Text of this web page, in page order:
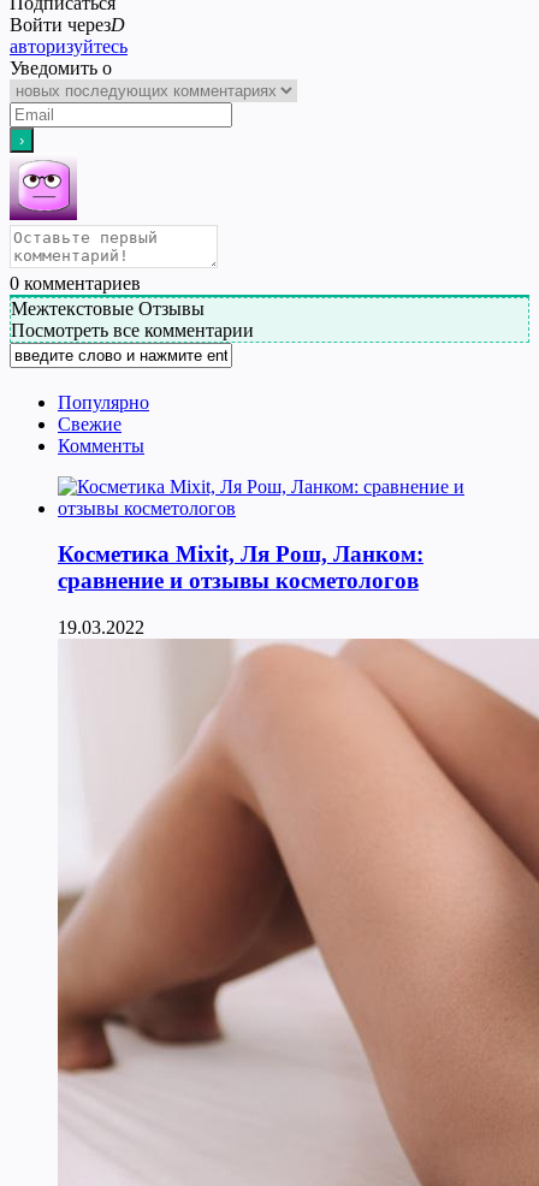
Войти черезD
авторизуйтесь
Уведомить о
0 комментариев
Межтекстовые Отзывы
Посмотреть все комментарии
Популярно
Свежие
Комменты
Косметика Мixit, Ля Рош, Ланком:
сравнение и отзывы косметологов
19.03.2022